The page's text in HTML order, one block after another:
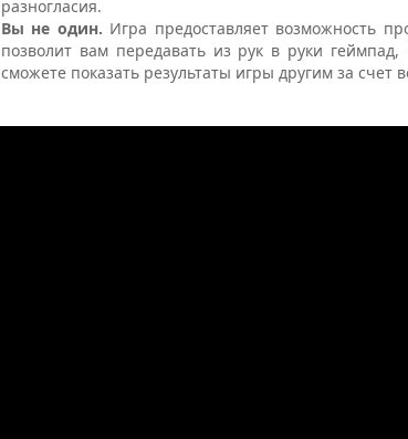
разногласия.
Вы не один. Игра предоставляет возможность
позволит вам передавать из рук в руки
сможете показать результаты игры другим за